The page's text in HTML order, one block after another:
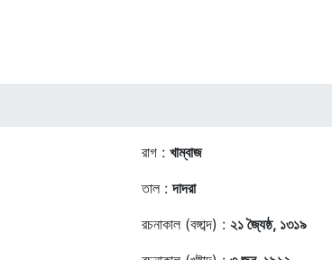
রাগ : খাম্বাজ
তাল :দাদরা
রচনাকাল (বঙ্গাব্দ) : ২১ জ্যৈষ্ঠ, ১৩১৯